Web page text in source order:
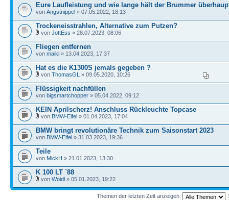
Eure Laufleistung und wie lange hält der Brummer
von Angstnippel » 07.05.2022, 18:13
Trockeneisstrahlen, Alternative zum Putzen?
von JottEss » 28.07.2023, 08:06
Fliegen entfernen
von maiki » 13.04.2023, 17:37
Hat es die K1300S jemals gegeben ?
von ThomasGL » 09.05.2020, 10:26
Flüssigkeit nachfüllen
von bigsmartchopper » 05.04.2022, 09:12
KEIN Aprilscherz! Anschluss Rückleuchte Topcase
von BMW-Eifel » 01.04.2023, 17:04
BMW bringt revolutionäre Technik zum Saisonstart 2023
von BMW-Eifel » 31.03.2023, 19:36
Teile
von MickH » 21.01.2023, 13:30
K 100 LT `88
von Woidl » 05.01.2023, 19:22
Themen der letzten Zeit anzeigen: